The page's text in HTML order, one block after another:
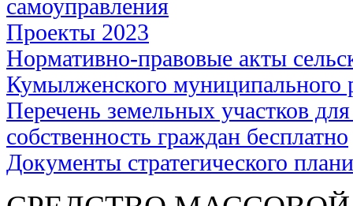
самоуправления
Проекты 2023
Нормативно-правовые акты
Кумылженского муниципального
Перечень земельных участков
собственность граждан бесплатно
Документы стратегического